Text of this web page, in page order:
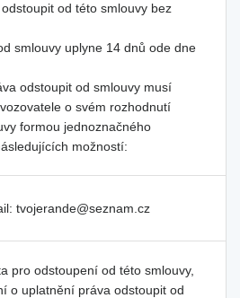
od této smlouvy bez
smlouvy uplyne 14 dnů ode dne
odstoupit od smlouvy musí
o svém rozhodnutí
formou jednoznačného
možností:
tvojerande@seznam.cz
pro odstoupení od této smlouvy,
o uplatnění práva odstoupit od